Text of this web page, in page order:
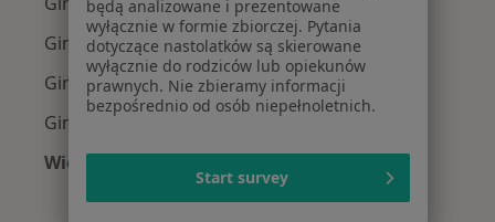
Ginekolodzy z INTER Polska w Warszawie
Ginekolodzy z Signal Iduna w Warszawie
Ginekolodzy z Compensa w Warszawie
Więcej (14)
Więcej w kategorii: Najpopularniejsze
będą analizowane i prezentowane
wyłącznie w formie zbiorczej. Pytania
dotyczące nastolatków są skierowane
wyłącznie do rodziców lub opiekunów
prawnych. Nie zbieramy informacji
bezpośrednio od osób niepełnoletnich.
Start survey